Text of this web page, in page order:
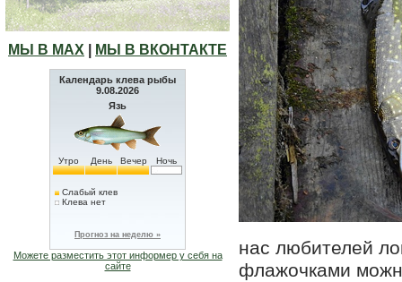
МЫ В МАХ МЫ В ВКОНТАКТЕ
Календарь клева рыбы
9.08.2026
Язь
Утро День Вечер Ночь
Слабый клев
Клева нет
Прогноз на неделю »
Можете разместить этот информер у себя на
сайте
нас любителей
флажочками